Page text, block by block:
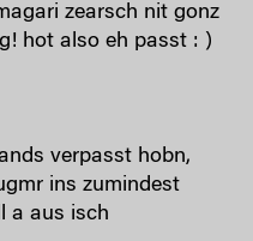
zearsch nit gonz
hot also eh passt : )
verpasst hobn,
ins zumindest
a aus isch